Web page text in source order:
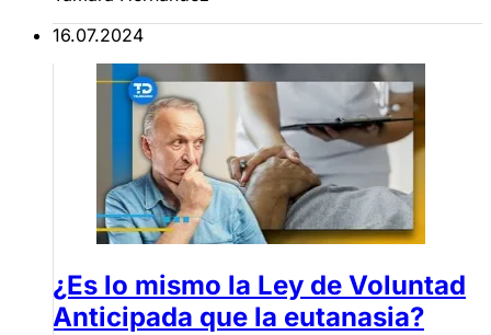
16.07.2024
¿Es lo mismo la Ley de Voluntad
Anticipada que la eutanasia?